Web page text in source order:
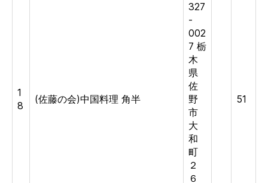
1
8
(佐藤の会)中国料理 角半
327
-
002
7 栃
木
県
佐
野
市
大
和
町
２
６
51